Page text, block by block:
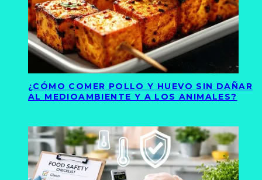
¿CÓMO COMER POLLO Y HUEVO SIN DAÑAR
AL MEDIOAMBIENTE Y A LOS ANIMALES?